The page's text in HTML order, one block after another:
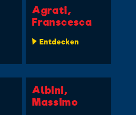
Agrati,
Franscesca
Entdecken
Albini,
Massimo